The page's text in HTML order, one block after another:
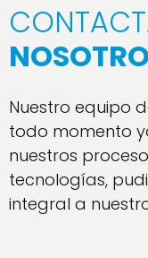
Nuestro equipo
todo momento
nuestros
tecnologías,
integral a